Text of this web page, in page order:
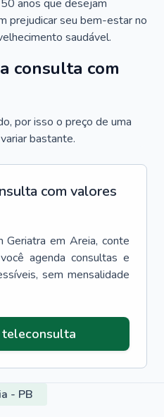
anos que desejam
prejudicar seu bem-estar no
saudável.
consulta com
por isso o preço de uma
bastante.
com valores
Geriatra em Areia, conte
agenda consultas e
sem mensalidade
- PB